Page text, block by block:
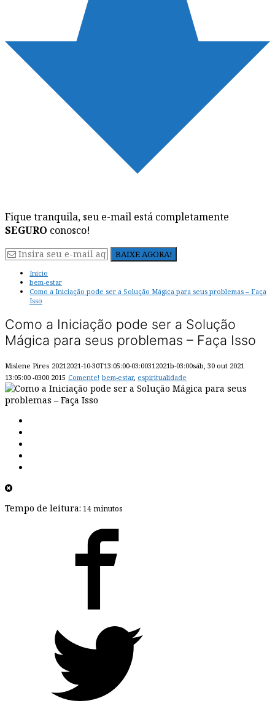
Fique tranquila, seu e-mail está completamente
SEGURO conosco!
Início
bem-estar
Como a Iniciação pode ser a Solução Mágica para seus problemas – Faça
Isso
Como a Iniciação pode ser a Solução
Mágica para seus problemas – Faça Isso
Mislene Pires 20212021-10-30T13:05:00-03:00312021b-03:00sáb, 30 out 2021
13:05:00 -0300 2015 Comente! bem-estar, espiritualidade
Tempo de leitura: 14 minutos